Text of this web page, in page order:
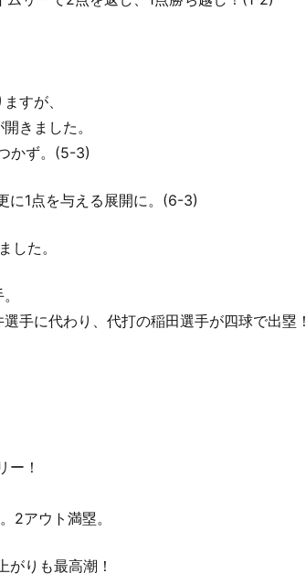
すが、
きました。
かず。(5-3)
に1点を与える展開に。(6-3)
した。
手に代わり、代打の稲田選手が四球で出塁！
ー！
2アウト満塁。
がりも最高潮！